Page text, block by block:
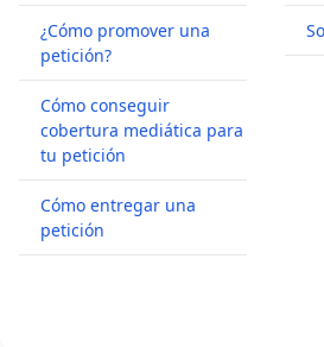
¿Cómo promover una
petición?
Cómo conseguir
cobertura mediática para
tu petición
Cómo entregar una
petición